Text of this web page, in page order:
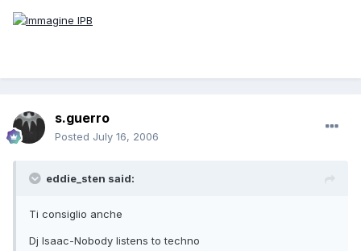
s.guerro
Posted July 16, 2006
eddie_sten said:
Ti consiglio anche
Dj Isaac-Nobody listens to techno